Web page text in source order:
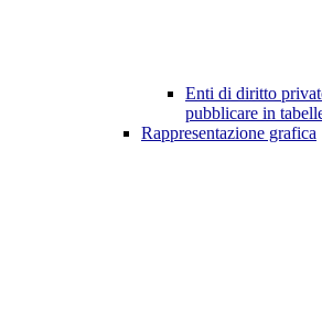
Enti di diritto
pubblicare in
Rappresentazione grafica